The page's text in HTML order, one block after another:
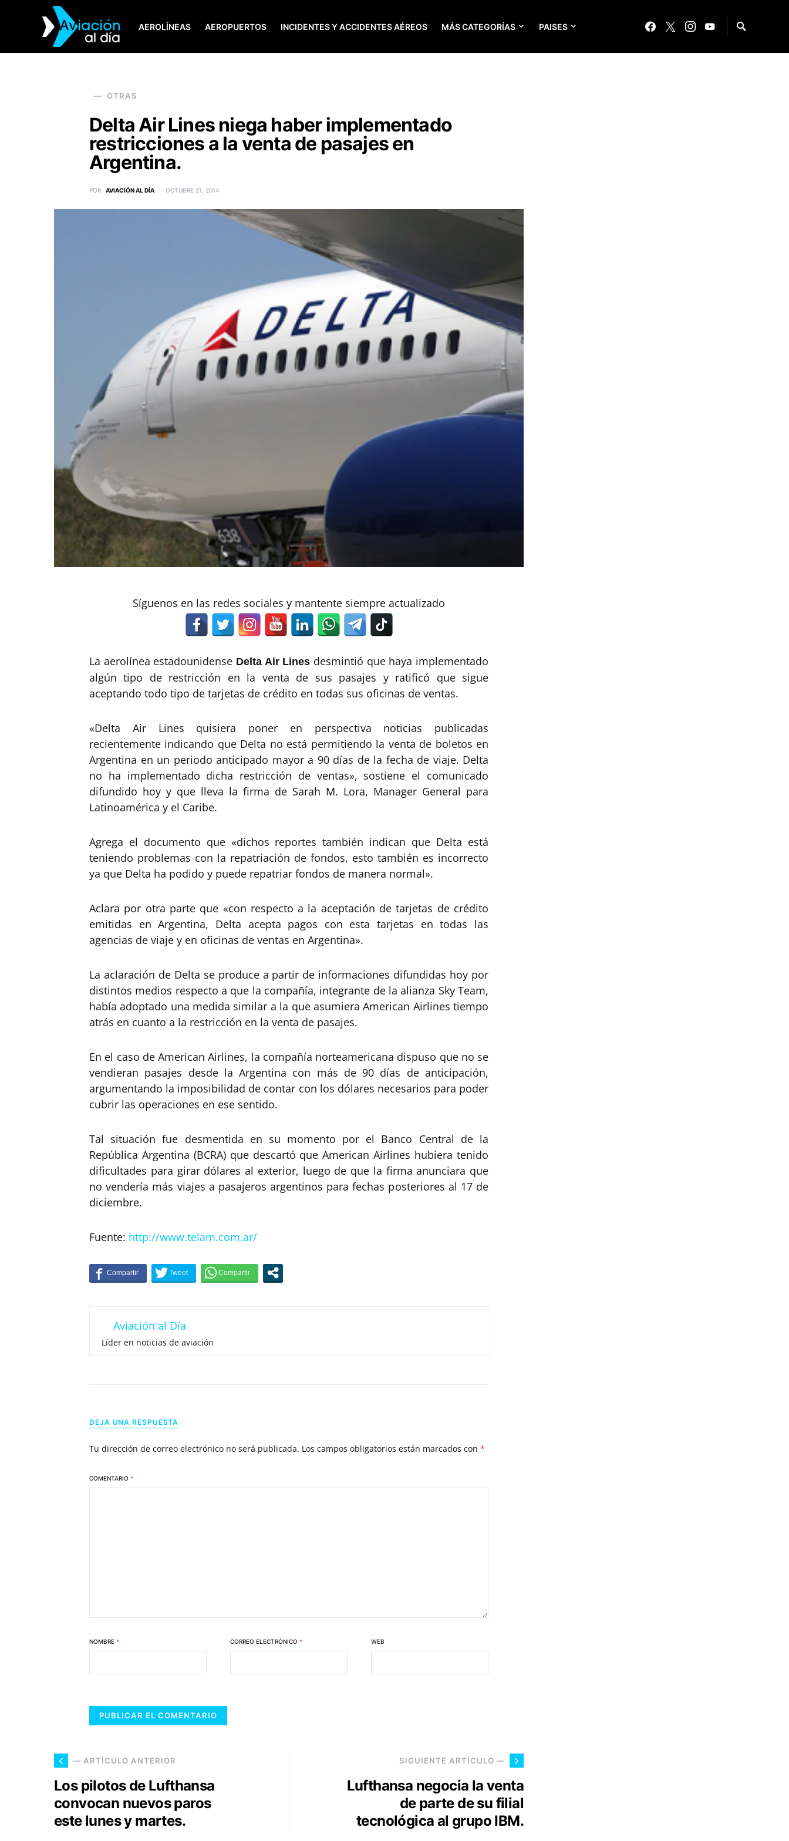
AEROLÍNEAS AEROPUERTOS INCIDENTES Y ACCIDENTES AÉREOS MÁS CATEGORÍAS PAISES
SEARCH FOR:
OTRAS
Delta Air Lines niega haber implementado
restricciones a la venta de pasajes en
Argentina.
POR AVIACIÓN AL DÍA OCTUBRE 21, 2014
Síguenos en las redes sociales y mantente siempre actualizado
La aerolínea estadounidense Delta Air Lines desmintió que haya implementado
algún tipo de restricción en la venta de sus pasajes y ratificó que sigue
aceptando todo tipo de tarjetas de crédito en todas sus oficinas de ventas.
«Delta Air Lines quisiera poner en perspectiva noticias publicadas
recientemente indicando que Delta no está permitiendo la venta de boletos en
Argentina en un periodo anticipado mayor a 90 días de la fecha de viaje. Delta
no ha implementado dicha restricción de ventas», sostiene el comunicado
difundido hoy y que lleva la firma de Sarah M. Lora, Manager General para
Latinoamérica y el Caribe.
Agrega el documento que «dichos reportes también indican que Delta está
teniendo problemas con la repatriación de fondos, esto también es incorrecto
ya que Delta ha podido y puede repatriar fondos de manera normal».
Aclara por otra parte que «con respecto a la aceptación de tarjetas de crédito
emitidas en Argentina, Delta acepta pagos con esta tarjetas en todas las
agencias de viaje y en oficinas de ventas en Argentina».
La aclaración de Delta se produce a partir de informaciones difundidas hoy por
distintos medios respecto a que la compañía, integrante de la alianza Sky Team,
había adoptado una medida similar a la que asumiera American Airlines tiempo
atrás en cuanto a la restricción en la venta de pasajes.
En el caso de American Airlines, la compañía norteamericana dispuso que no se
vendieran pasajes desde la Argentina con más de 90 días de anticipación,
argumentando la imposibilidad de contar con los dólares necesarios para poder
cubrir las operaciones en ese sentido.
Tal situación fue desmentida en su momento por el Banco Central de la
República Argentina (BCRA) que descartó que American Airlines hubiera tenido
dificultades para girar dólares al exterior, luego de que la firma anunciara que
no vendería más viajes a pasajeros argentinos para fechas posteriores al 17 de
diciembre.
Fuente: http://www.telam.com.ar/
Aviación al Día
Líder en noticias de aviación
DEJA UNA RESPUESTA
Tu dirección de correo electrónico no será publicada. Los campos obligatorios están marcados con *
COMENTARIO *
NOMBRE * CORREO ELECTRÓNICO * WEB
— ARTÍCULO ANTERIOR
Los pilotos de Lufthansa
convocan nuevos paros
este lunes y martes.
SIGUIENTE ARTÍCULO —
Lufthansa negocia la venta
de parte de su filial
tecnológica al grupo IBM.